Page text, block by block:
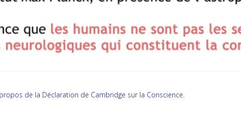
de la Déclaration de Cambridge sur la Conscience.